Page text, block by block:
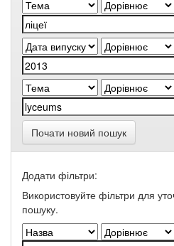
Почати новий пошук
Додати фільтри:
Використовуйте фільтри для
пошуку.